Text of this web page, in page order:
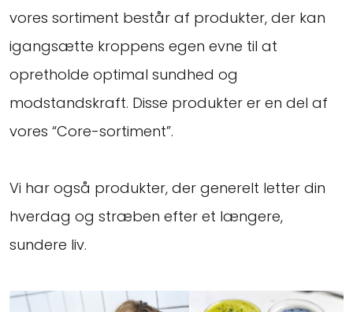
vores sortiment består af produkter, der kan
igangsætte kroppens egen evne til at
opretholde optimal sundhed og
modstandskraft. Disse produkter er en del af
vores “Core-sortiment”.
Vi har også produkter, der generelt letter din
hverdag og stræben efter et længere,
sundere liv.